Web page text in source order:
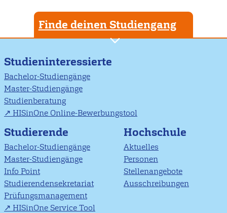
Finde deinen Studiengang
Studieninteressierte
Bachelor-Studiengänge
Master-Studiengänge
Studienberatung
HISinOne Online-Bewerbungstool
Studierende
Bachelor-Studiengänge
Master-Studiengänge
Info Point
Studierendensekretariat
Prüfungsmanagement
HISinOne Service Tool
Hochschule
Aktuelles
Personen
Stellenangebote
Ausschreibungen